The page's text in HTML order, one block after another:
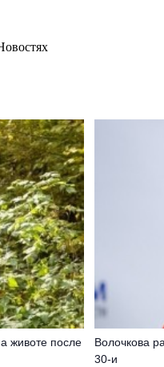
животе после
Волочкова
30-и